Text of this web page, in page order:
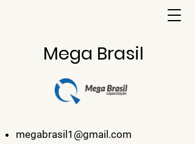
Mega Brasil
megabrasil1@gmail.com